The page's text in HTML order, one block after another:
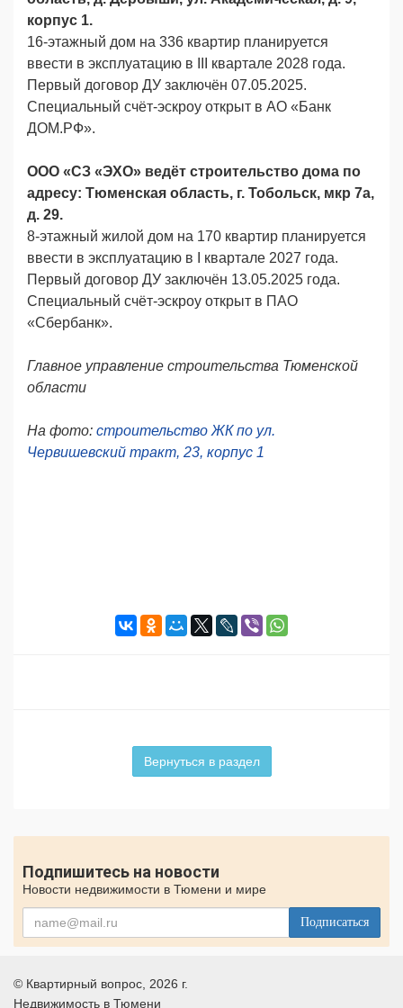
корпус 1.
16-этажный дом на 336 квартир планируется
ввести в эксплуатацию в III квартале 2028 года.
Первый договор ДУ заключён 07.05.2025.
Специальный счёт-эскроу открыт в АО «Банк
ДОМ.РФ».
ООО «СЗ «ЭХО» ведёт строительство дома по
адресу: Тюменская область, г. Тобольск, мкр 7а,
д. 29.
8-этажный жилой дом на 170 квартир планируется
ввести в эксплуатацию в I квартале 2027 года.
Первый договор ДУ заключён 13.05.2025 года.
Специальный счёт-эскроу открыт в ПАО
«Сбербанк».
Главное управление строительства Тюменской
области
На фото: строительство ЖК по ул.
Червишевский тракт, 23, корпус 1
Вернуться в раздел
Подпишитесь на новости
Новости недвижимости в Тюмени и мире
Подписаться
© Квартирный вопрос , 2026 г.
Недвижимость в Тюмени